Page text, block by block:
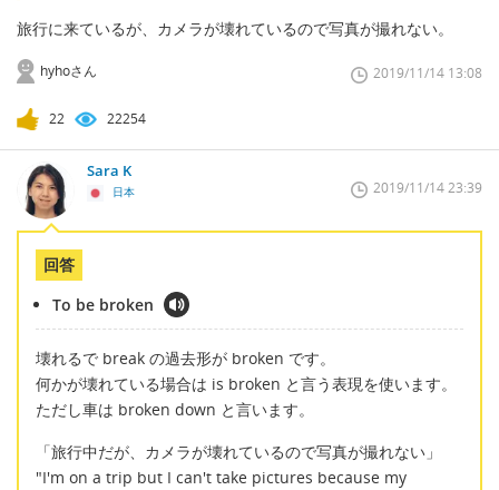
旅行に来ているが、カメラが壊れているので写真が撮れない。
hyhoさん 2019/11/14 13:08
22 22254
Sara K
日本 2019/11/14 23:39
回答
To be broken
壊れるで break の過去形が broken です。
何かが壊れている場合は is broken と言う表現を使います。
ただし車は broken down と言います。
「旅行中だが、カメラが壊れているので写真が撮れない」
"I'm on a trip but I can't take pictures because my